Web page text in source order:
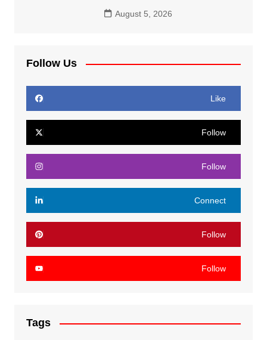
August 5, 2026
Follow Us
Like
Follow
Follow
Connect
Follow
Follow
Tags